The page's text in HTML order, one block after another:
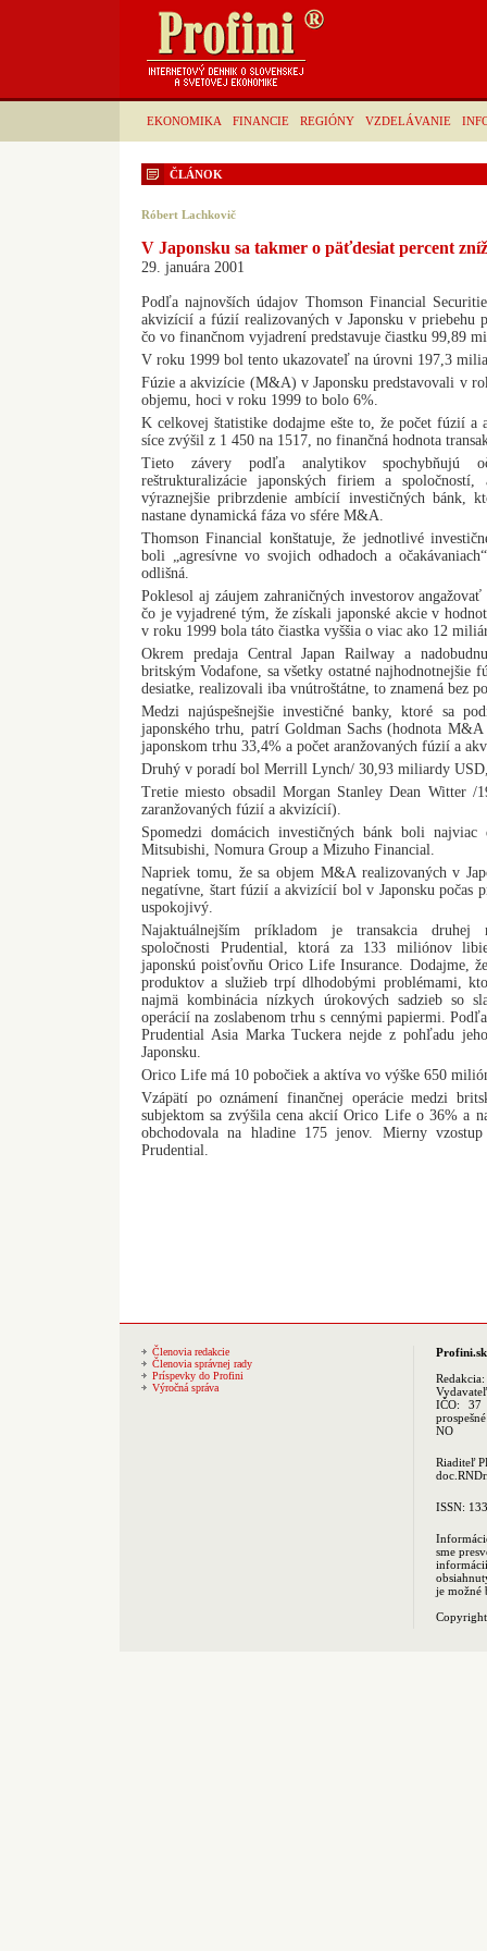
EKONOMIKA FINANCIE REGIÓNY VZDELÁVANIE
ČLÁNOK
Róbert Lachkovič
V Japonsku sa takmer o päťdesiat percent
29. januára 2001
Podľa najnovších údajov Thomson Financial
akvizícií a fúzií realizovaných v Japonsku v priebehu
čo vo finančnom vyjadrení predstavuje čiastku 99,89
V roku 1999 bol tento ukazovateľ na úrovni 197,3
Fúzie a akvizície (M&A) v Japonsku predstavovali v
objemu, hoci v roku 1999 to bolo 6%.
K celkovej štatistike dodajme ešte to, že počet fúzií a
síce zvýšil z 1 450 na 1517, no finančná hodnota
Tieto závery podľa analytikov spochybňujú
reštrukturalizácie japonských firiem a
výraznejšie pribrzdenie ambícií investičných bánk,
nastane dynamická fáza vo sfére M&A.
Thomson Financial konštatuje, že jednotlivé
boli „agresívne vo svojich odhadoch a
odlišná.
Poklesol aj záujem zahraničných investorov
čo je vyjadrené tým, že získali japonské akcie v
v roku 1999 bola táto čiastka vyššia o viac ako 12
Okrem predaja Central Japan Railway a
britským Vodafone, sa všetky ostatné najhodnotnejšie
desiatke, realizovali iba vnútroštátne, to znamená bez
Medzi najúspešnejšie investičné banky, ktoré sa
japonského trhu, patrí Goldman Sachs (hodnota
japonskom trhu 33,4% a počet aranžovaných fúzií a
Druhý v poradí bol Merrill Lynch/ 30,93 miliardy
Tretie miesto obsadil Morgan Stanley Dean Witter
zaranžovaných fúzií a akvizícií).
Spomedzi domácich investičných bánk boli
Mitsubishi, Nomura Group a Mizuho Financial.
Napriek tomu, že sa objem M&A realizovaných v
negatívne, štart fúzií a akvizícií bol v Japonsku počas
uspokojivý.
Najaktuálnejším príkladom je transakcia druhej
spoločnosti Prudential, ktorá za 133 miliónov
japonskú poisťovňu Orico Life Insurance. Dodajme,
produktov a služieb trpí dlhodobými problémami,
najmä kombinácia nízkych úrokových sadzieb so
operácií na zoslabenom trhu s cennými papiermi.
Prudential Asia Marka Tuckera nejde z pohľadu
Japonsku.
Orico Life má 10 pobočiek a aktíva vo výške 650
Vzápätí po oznámení finančnej operácie medzi
subjektom sa zvýšila cena akcií Orico Life o 36% a
obchodovala na hladine 175 jenov. Mierny
Prudential.
Členovia redakcie
Členovia správnej rady
Príspevky do Profini
Výročná správa
Profini.sk
Redakcia:
IČO: 37
NO
Riaditeľ
ISSN:
sme
je možné